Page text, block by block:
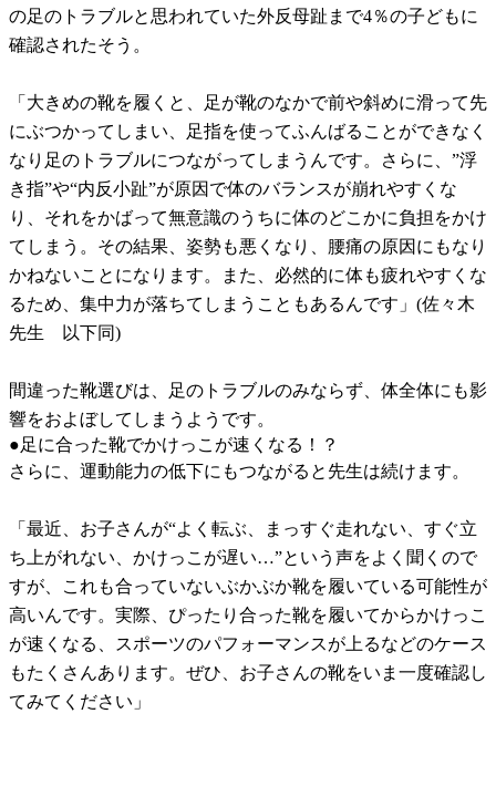
の足のトラブルと思われていた外反母趾まで4％の子どもに
確認されたそう。
「大きめの靴を履くと、足が靴のなかで前や斜めに滑って先
にぶつかってしまい、足指を使ってふんばることができなく
なり足のトラブルにつながってしまうんです。さらに、”浮
き指”や“内反小趾”が原因で体のバランスが崩れやすくな
り、それをかばって無意識のうちに体のどこかに負担をかけ
てしまう。その結果、姿勢も悪くなり、腰痛の原因にもなり
かねないことになります。また、必然的に体も疲れやすくな
るため、集中力が落ちてしまうこともあるんです」(佐々木
先生 以下同)
間違った靴選びは、足のトラブルのみならず、体全体にも影
響をおよぼしてしまうようです。
●足に合った靴でかけっこが速くなる！？
さらに、運動能力の低下にもつながると先生は続けます。
「最近、お子さんが“よく転ぶ、まっすぐ走れない、すぐ立
ち上がれない、かけっこが遅い…”という声をよく聞くので
すが、これも合っていないぶかぶか靴を履いている可能性が
高いんです。実際、ぴったり合った靴を履いてからかけっこ
が速くなる、スポーツのパフォーマンスが上るなどのケース
もたくさんあります。ぜひ、お子さんの靴をいま一度確認し
てみてください」